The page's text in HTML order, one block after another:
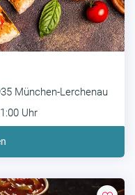
München-Lerchenau
Uhr